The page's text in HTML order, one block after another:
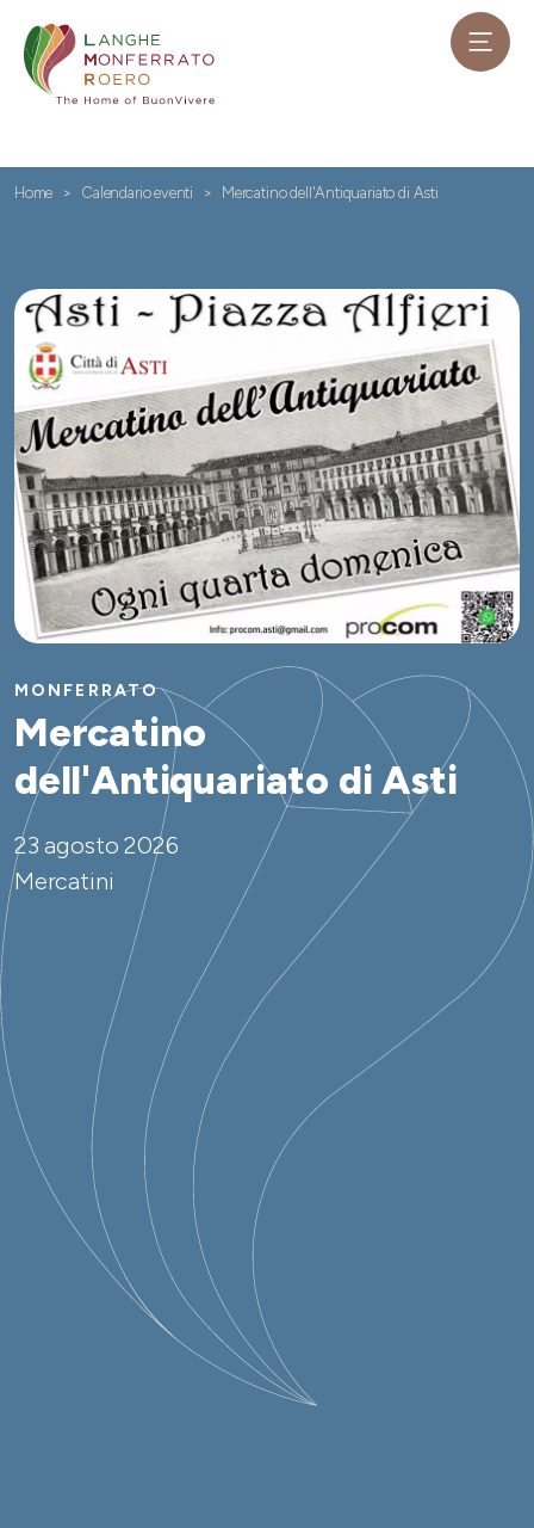
Home Calendario eventi Mercatino dell'Antiquariato di Asti
MONFERRATO
Mercatino
dell'Antiquariato di Asti
23 agosto 2026
Mercatini